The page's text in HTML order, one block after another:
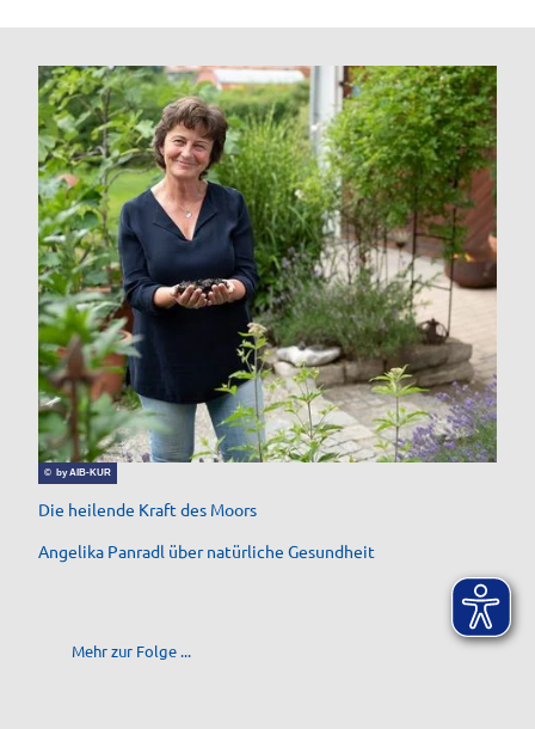
© by AIB-KUR
Die heilende Kraft des Moors
Angelika Panradl über natürliche Gesundheit
Mehr zur Folge ...